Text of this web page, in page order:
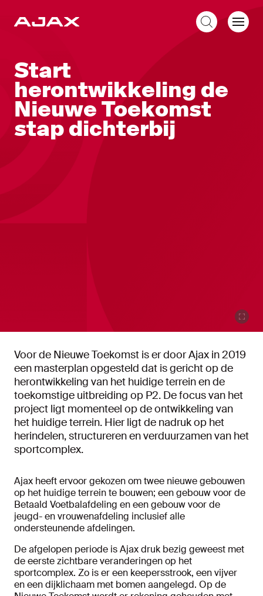
Start
herontwikkeling de
Nieuwe Toekomst
stap dichterbij
Voor de Nieuwe Toekomst is er door Ajax in 2019
een masterplan opgesteld dat is gericht op de
herontwikkeling van het huidige terrein en de
toekomstige uitbreiding op P2. De focus van het
project ligt momenteel op de ontwikkeling van
het huidige terrein. Hier ligt de nadruk op het
herindelen, structureren en verduurzamen van het
sportcomplex.
Ajax heeft ervoor gekozen om twee nieuwe gebouwen
op het huidige terrein te bouwen; een gebouw voor de
Betaald Voetbalafdeling en een gebouw voor de
jeugd- en vrouwenafdeling inclusief alle
ondersteunende afdelingen.
De afgelopen periode is Ajax druk bezig geweest met
de eerste zichtbare veranderingen op het
sportcomplex. Zo is er een keepersstrook, een vijver
en een dijklichaam met bomen aangelegd. Op de